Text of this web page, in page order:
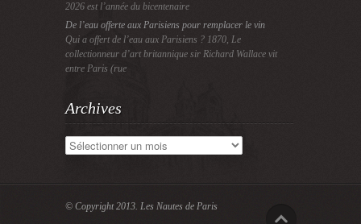
2026 est l’année du bicentenaire
De l’eau offerte aux Parisiens pour remplacer le vin
Qui a offert de l’eau aux Parisiens ? 1870, Le
collectionneur d’art britannique sir Richard Wallace vit
entre Paris (rue
Archives
Archives
© Copyright 2013. Les Nautes de Paris